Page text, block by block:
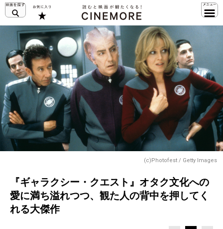
(c)Photofest / Getty Images
『ギャラクシー・クエスト』オタク文化への
愛に満ち溢れつつ、観た人の背中を押してく
れる大傑作